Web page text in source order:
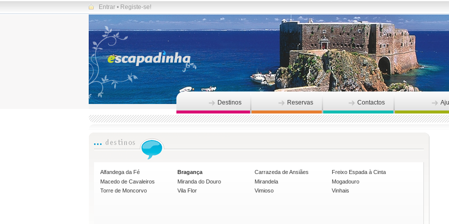
Entrar • Registe-se!
Destinos Reservas Contactos
Alfandega da Fé Bragança Carrazeda de Ansiães
Freixo Espada à Cinta
Macedo de Cavaleiros
Miranda do Douro Mirandela
Mogadouro
Torre de Moncorvo
Vila Flor Vimioso Vinhais